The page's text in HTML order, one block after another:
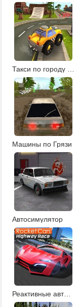
Машины по Грязи
Автосимулятор
Реактивные автомобили: гонки по шоссе